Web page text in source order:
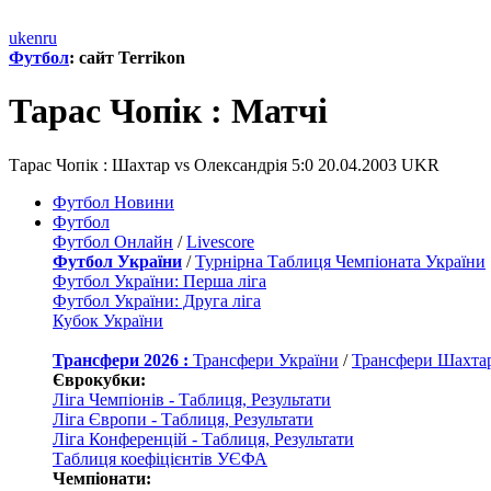
ukenru
Футбол: сайт Terrikon
Тарас Чопiк : Матчi
Тарас Чопiк : Шахтар vs Олександрія 5:0 20.04.2003 UKR
Футбол Новини
Футбол
Футбол Онлайн /Livescore
Футбол України /Турнірна Таблиця Чемпіоната України
Футбол України: Перша ліга
Футбол України: Друга ліга
Кубок України
Трансфери 2026 : Трансфери України /Трансфери
Єврокубки:
Ліга Чемпіонів - Таблиця, Результати
Ліга Європи - Таблиця, Результати
Ліга Конференцій - Таблиця, Результати
Таблиця коефіцієнтів УЄФА
Чемпіонати: